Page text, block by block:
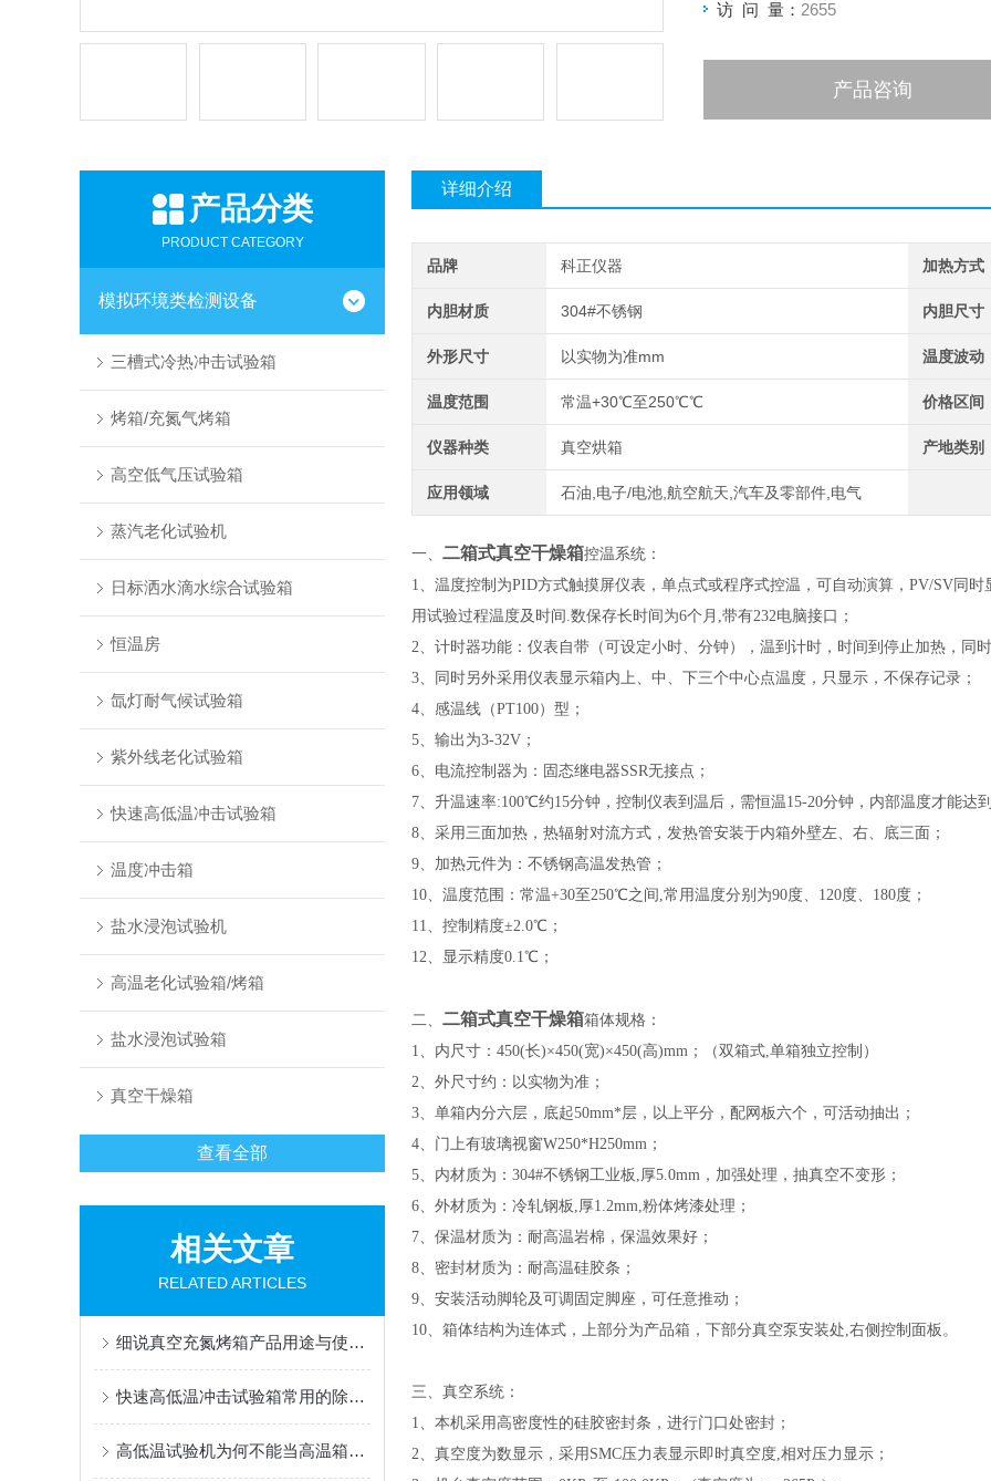
访 问 量： 2655
产品咨询
产品分类
PRODUCT CATEGORY
模拟环境类检测设备
三槽式冷热冲击试验箱
烤箱/充氮气烤箱
高空低气压试验箱
蒸汽老化试验机
日标洒水滴水综合试验箱
恒温房
氙灯耐气候试验箱
紫外线老化试验箱
快速高低温冲击试验箱
温度冲击箱
盐水浸泡试验机
高温老化试验箱/烤箱
盐水浸泡试验箱
真空干燥箱
查看全部
相关文章
RELATED ARTICLES
细说真空充氮烤箱产品用途与使用意义
快速高低温冲击试验箱常用的除湿方法讲解
高低温试验机为何不能当高温箱来使用
详细介绍
品牌 科正仪器 加热方式
内胆材质 304#不锈钢 内胆尺寸
外形尺寸 以实物为准mm 温度波动
温度范围 常温+30℃至250℃℃ 价格区间
仪器种类 真空烘箱 产地类别
应用领域 石油,电子/电池,航空航天,汽车及零部件,电气
一、 二箱式真空干燥箱控温系统：
1、温度控制为PID方式触摸屏仪表，单点式或程序式控温，可自动演算，PV/SV同
用试验过程温度及时间.数保存长时间为6个月,带有232电脑接口；
2、计时器功能：仪表自带（可设定小时、分钟），温到计时，时间到停止加热，同时
3、同时另外采用仪表显示箱内上、中、下三个中心点温度，只显示，不保存记录；
4、感温线（PT100）型；
5、输出为3-32V；
6、电流控制器为：固态继电器SSR无接点；
7、升温速率:100℃约15分钟，控制仪表到温后，需恒温15-20分钟，内部温度才能达到
8、采用三面加热，热辐射对流方式，发热管安装于内箱外壁左、右、底三面；
9、加热元件为：不锈钢高温发热管；
10、温度范围：常温+30至250℃之间,常用温度分别为90度、120度、180度；
11、控制精度±2.0℃；
12、显示精度0.1℃；
二、 二箱式真空干燥箱箱体规格：
1、内尺寸：450(长)×450(宽)×450(高)mm；（双箱式,单箱独立控制）
2、外尺寸约：以实物为准；
3、单箱内分六层，底起50mm*层，以上平分，配网板六个，可活动抽出；
4、门上有玻璃视窗W250*H250mm；
5、内材质为：304#不锈钢工业板,厚5.0mm，加强处理，抽真空不变形；
6、外材质为：冷轧钢板,厚1.2mm,粉体烤漆处理；
7、保温材质为：耐高温岩棉，保温效果好；
8、密封材质为：耐高温硅胶条；
9、安装活动脚轮及可调固定脚座，可任意推动；
10、箱体结构为连体式，上部分为产品箱，下部分真空泵安装处,右侧控制面板。
三、真空系统：
1、本机采用高密度性的硅胶密封条，进行门口处密封；
2、真空度为数显示，采用SMC压力表显示即时真空度,相对压力显示；